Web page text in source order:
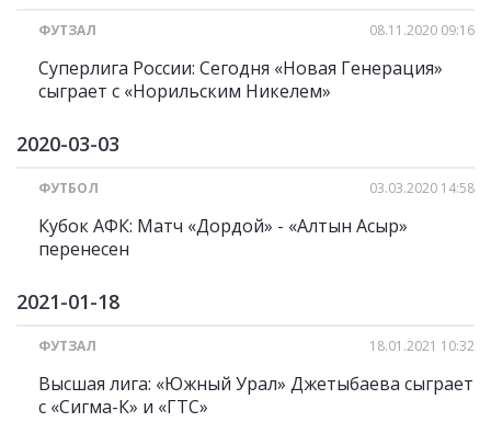
ФУТЗАЛ 08.11.2020 09:16
Суперлига России: Cегодня «Новая Генерация»
сыграет с «Норильским Никелем»
2020-03-03
ФУТБОЛ 03.03.2020 14:58
Кубок АФК: Матч «Дордой» - «Алтын Асыр»
перенесен
2021-01-18
ФУТЗАЛ 18.01.2021 10:32
Высшая лига: «Южный Урал» Джетыбаева сыграет
с «Сигма-К» и «ГТС»